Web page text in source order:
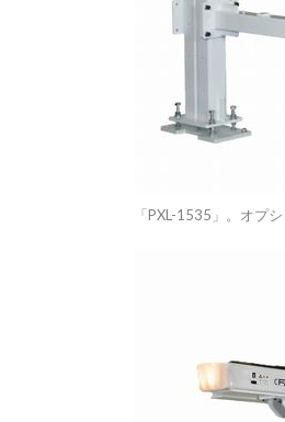
「PXL-1535」。オプ